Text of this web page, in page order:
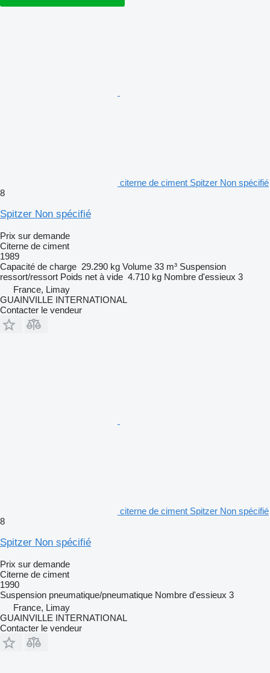
citerne de ciment Spitzer Non spécifié
8
Spitzer Non spécifié
Prix sur demande
Citerne de ciment
1989
Capacité de charge 29.290 kg Volume 33 m³ Suspension
ressort/ressort Poids net à vide 4.710 kg Nombre d'essieux 3
France, Limay
GUAINVILLE INTERNATIONAL
Contacter le vendeur
citerne de ciment Spitzer Non spécifié
8
Spitzer Non spécifié
Prix sur demande
Citerne de ciment
1990
Suspension pneumatique/pneumatique Nombre d'essieux 3
France, Limay
GUAINVILLE INTERNATIONAL
Contacter le vendeur